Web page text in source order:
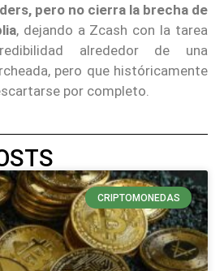
pero no cierra la brecha de
, dejando a Zcash con la tarea
alrededor de una
pero que históricamente
por completo.
CRIPTOMONEDAS